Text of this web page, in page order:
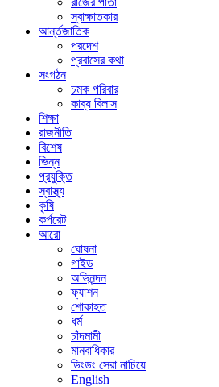
স্বাক্ষাতকার
আর্ন্তজাতিক
পরদেশ
প্রবাসের কথা
সংগঠন
চমক পরিবার
কাব্য বিলাস
শিক্ষা
রাজনীতি
বিশেষ
ভিন্ন
প্রযুক্তি
স্বাস্থ্য
কৃষি
কর্পরেট
আরো
ঘোষনা
গাইড
অভিনন্দন
ফ্যাশন
শোকাহত
ধর্ম
চাঁদমামী
মানবাধিকার
ডিংডং সেরা নাচিয়ে
English